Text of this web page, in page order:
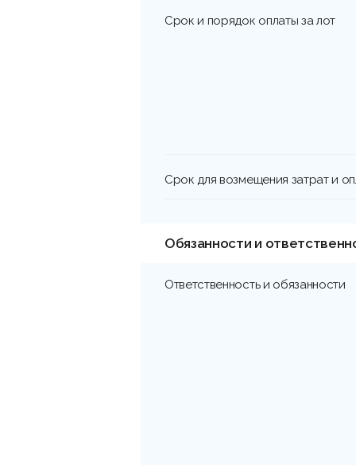
Срок и порядок оплаты за лот
Срок для возмещения затрат и
Обязанности и
Ответственность и обязанности